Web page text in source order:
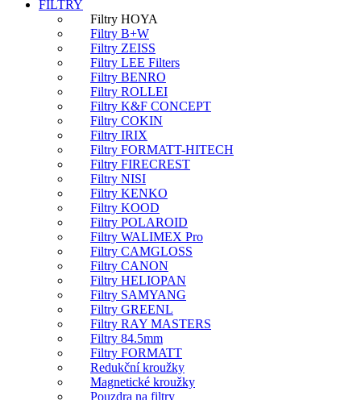
FILTRY
Filtry HOYA
Filtry B+W
Filtry ZEISS
Filtry LEE Filters
Filtry BENRO
Filtry ROLLEI
Filtry K&F CONCEPT
Filtry COKIN
Filtry IRIX
Filtry FORMATT-HITECH
Filtry FIRECREST
Filtry NISI
Filtry KENKO
Filtry KOOD
Filtry POLAROID
Filtry WALIMEX Pro
Filtry CAMGLOSS
Filtry CANON
Filtry HELIOPAN
Filtry SAMYANG
Filtry GREENL
Filtry RAY MASTERS
Filtry 84.5mm
Filtry FORMATT
Redukční kroužky
Magnetické kroužky
Pouzdra na filtry